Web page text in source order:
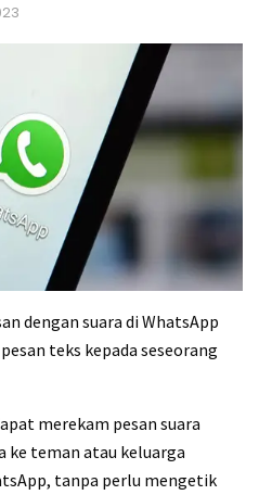
dengan suara di WhatsApp
teks kepada seseorang
merekam pesan suara
ke teman atau keluarga
tanpa perlu mengetik